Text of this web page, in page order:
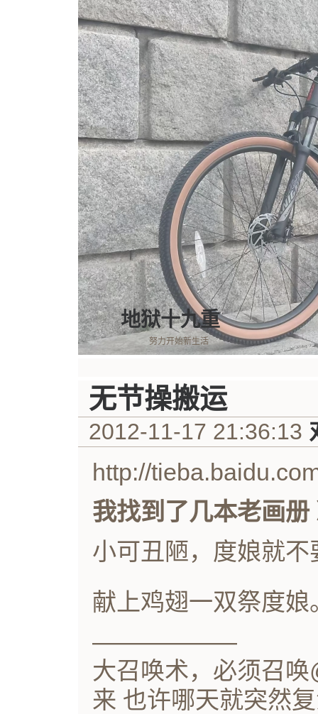
地狱十九重
努力开始新生活
无节操搬运
2012-11-17 21:36:13
http://
我找到了几本老画册
小可丑陋，度娘就
献上鸡翅一双祭度娘
——————
大召唤术，必须召
来 也许哪天就突然